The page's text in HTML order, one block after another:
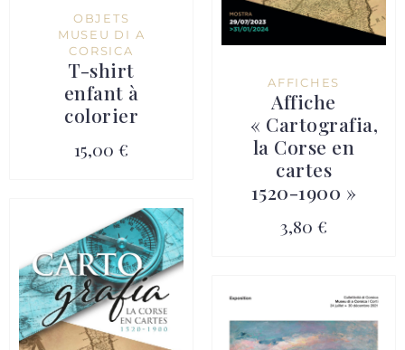
OBJETS
MUSEU DI A
CORSICA
T-shirt
enfant à
colorier
15,00 €
AFFICHES
Affiche
« Cartografia,
la Corse en
cartes
1520-1900 »
3,80 €